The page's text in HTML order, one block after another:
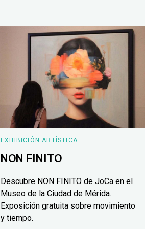
EXHIBICIÓN ARTÍSTICA
NON FINITO
Descubre NON FINITO de JoCa en el
Museo de la Ciudad de Mérida.
Exposición gratuita sobre movimiento
y tiempo.